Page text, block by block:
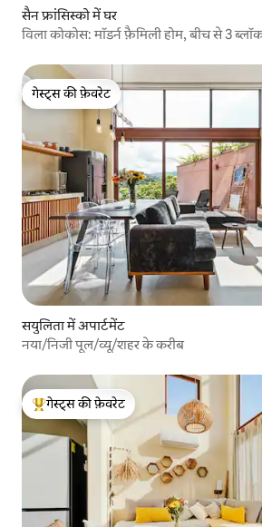
सैन फ्रांसिस्को में घर
विला कोकोस: मॉडर्न फ़ैमिली होम, बीच से 3
गेस्ट्स की फ़ेवरेट
गेस्ट्स की फ़ेवरेट
सयुलिता में अपार्टमेंट
नया/निजी पूल/व्यू/शहर के करीब
गेस्ट्स का टॉप फ़ेवरेट
गेस्ट्स की फ़ेवरेट